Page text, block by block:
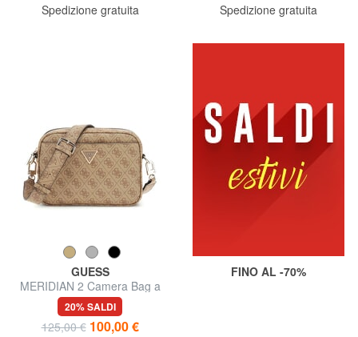
Spedizione gratuita Spedizione gratuita
GUESS
MERIDIAN 2 Camera Bag a
tracolla
20% SALDI
125,00 € 100,00 €
FINO AL -70%